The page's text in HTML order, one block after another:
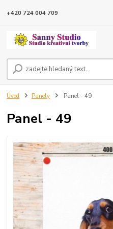
+420 724 004 709
Úvod Panely Panel - 49
Panel - 49